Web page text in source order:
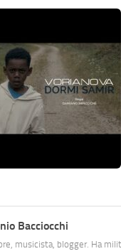
Bacciocchi
musicista, blogger. Ha